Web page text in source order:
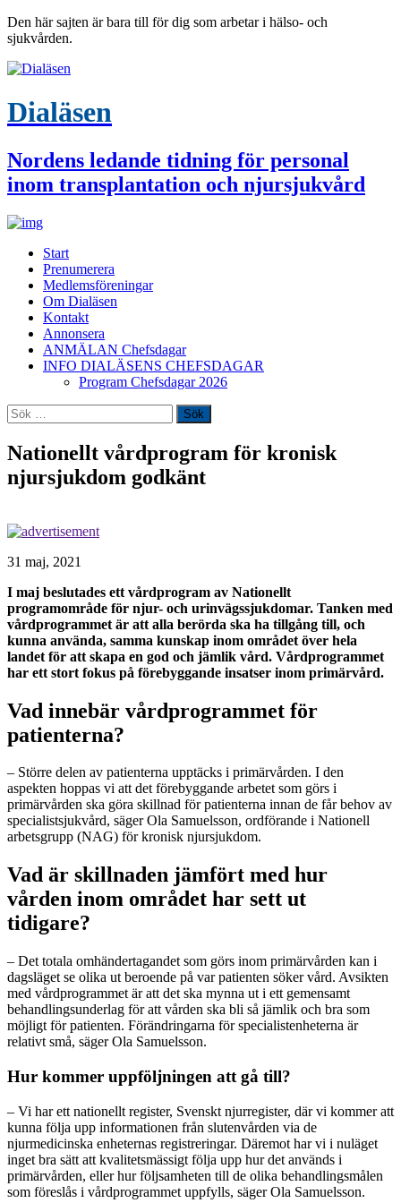
Den här sajten är bara till för dig som arbetar i hälso- och
sjukvården.
Dialäsen
Nordens ledande tidning för personal
inom transplantation och njursjukvård
Start
Prenumerera
Medlemsföreningar
Om Dialäsen
Kontakt
Annonsera
ANMÄLAN Chefsdagar
INFO DIALÄSENS CHEFSDAGAR
Program Chefsdagar 2026
Sök
efter:
Nationellt vårdprogram för kronisk
njursjukdom godkänt
31 maj, 2021
I maj beslutades ett vårdprogram av Nationellt
programområde för njur- och urinvägssjukdomar. Tanken med
vårdprogrammet är att alla berörda ska ha tillgång till, och
kunna använda, samma kunskap inom området över hela
landet för att skapa en god och jämlik vård. Vårdprogrammet
har ett stort fokus på förebyggande insatser inom primärvård.
Vad innebär vårdprogrammet för
patienterna?
– Större delen av patienterna upptäcks i primärvården. I den
aspekten hoppas vi att det förebyggande arbetet som görs i
primärvården ska göra skillnad för patienterna innan de får behov av
specialistsjukvård, säger Ola Samuelsson, ordförande i Nationell
arbetsgrupp (NAG) för kronisk njursjukdom.
Vad är skillnaden jämfört med hur
vården inom området har sett ut
tidigare?
– Det totala omhändertagandet som görs inom primärvården kan i
dagsläget se olika ut beroende på var patienten söker vård. Avsikten
med vårdprogrammet är att det ska mynna ut i ett gemensamt
behandlingsunderlag för att vården ska bli så jämlik och bra som
möjligt för patienten. Förändringarna för specialistenheterna är
relativt små, säger Ola Samuelsson.
Hur kommer uppföljningen att gå till?
– Vi har ett nationellt register, Svenskt njurregister, där vi kommer att
kunna följa upp informationen från slutenvården via de
njurmedicinska enheternas registreringar. Däremot har vi i nuläget
inget bra sätt att kvalitetsmässigt följa upp hur det används i
primärvården, eller hur följsamheten till de olika behandlingsmålen
som föreslås i vårdprogrammet uppfylls, säger Ola Samuelsson.